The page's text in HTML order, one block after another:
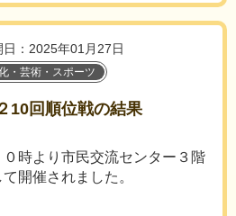
日：2025年01月27日
・芸術・スポーツ
10回順位戦の結果
時より市民交流センター３階
開催されました。